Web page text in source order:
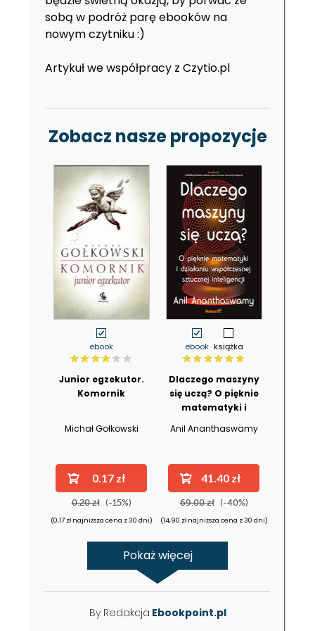
sobą w podróż parę ebooków na
nowym czytniku :)
Artykuł we współpracy z Czytio.pl
Zobacz nasze propozycje
ebook
Junior egzekutor.
Komornik
Michał Gołkowski
0.17 zł
0.20 zł (-15%)
(0,17 zł najniższa cena z 30 dni)
ebook książka
Dlaczego maszyny
się uczą? O pięknie
matematyki i
współczesnej
inteligencji
Anil Ananthaswamy
41.40 zł
69.00 zł (-40%)
(14,90 zł najniższa cena z 30 dni)
Pokaż więcej
By Redakcja Ebookpoint.pl